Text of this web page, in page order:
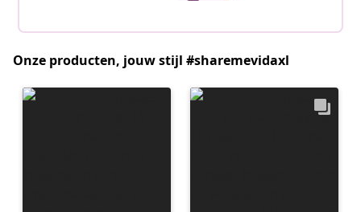
Onze producten, jouw stijl #sharemevidaxl